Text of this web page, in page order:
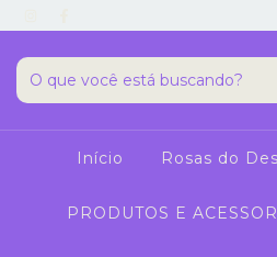
Início Rosas do
PRODUTOS E